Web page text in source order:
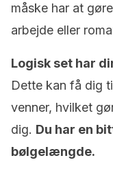
måske har at
arbejde eller
Logisk set har
Dette kan få dig
venner, hvilket
dig. Du har en
bølgelængde.